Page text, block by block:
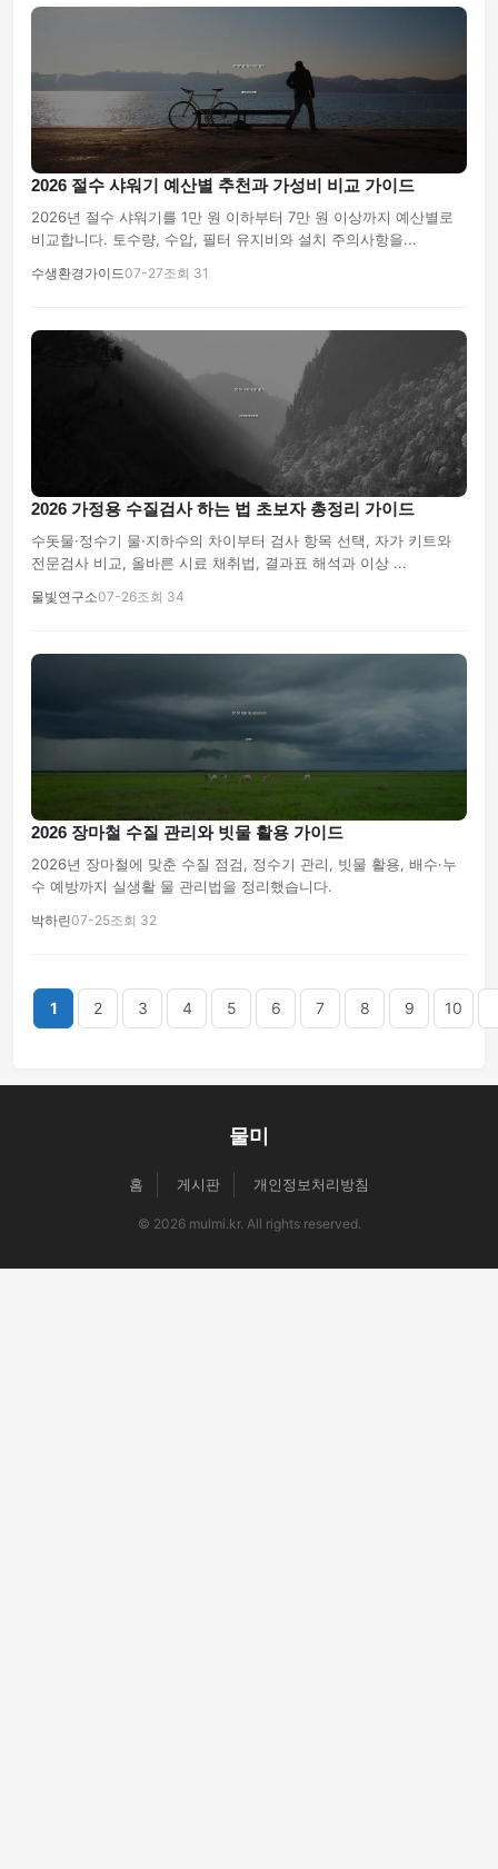
2026 절수 샤워기 예산별 추천과 가성비 비교 가이드
2026년 절수 샤워기를 1만 원 이하부터 7만 원 이상까지 예산별로
비교합니다. 토수량, 수압, 필터 유지비와 설치 주의사항을...
수생환경가이드07-27조회 31
2026 가정용 수질검사 하는 법 초보자 총정리 가이드
수돗물·정수기 물·지하수의 차이부터 검사 항목 선택, 자가 키트와
전문검사 비교, 올바른 시료 채취법, 결과표 해석과 이상 ...
물빛연구소07-26조회 34
2026 장마철 수질 관리와 빗물 활용 가이드
2026년 장마철에 맞춘 수질 점검, 정수기 관리, 빗물 활용, 배수·누
수 예방까지 실생활 물 관리법을 정리했습니다.
박하린07-25조회 32
1 2 3 4 5 6 7 8 9 10
물미
홈 게시판 개인정보처리방침
© 2026 mulmi.kr. All rights reserved.